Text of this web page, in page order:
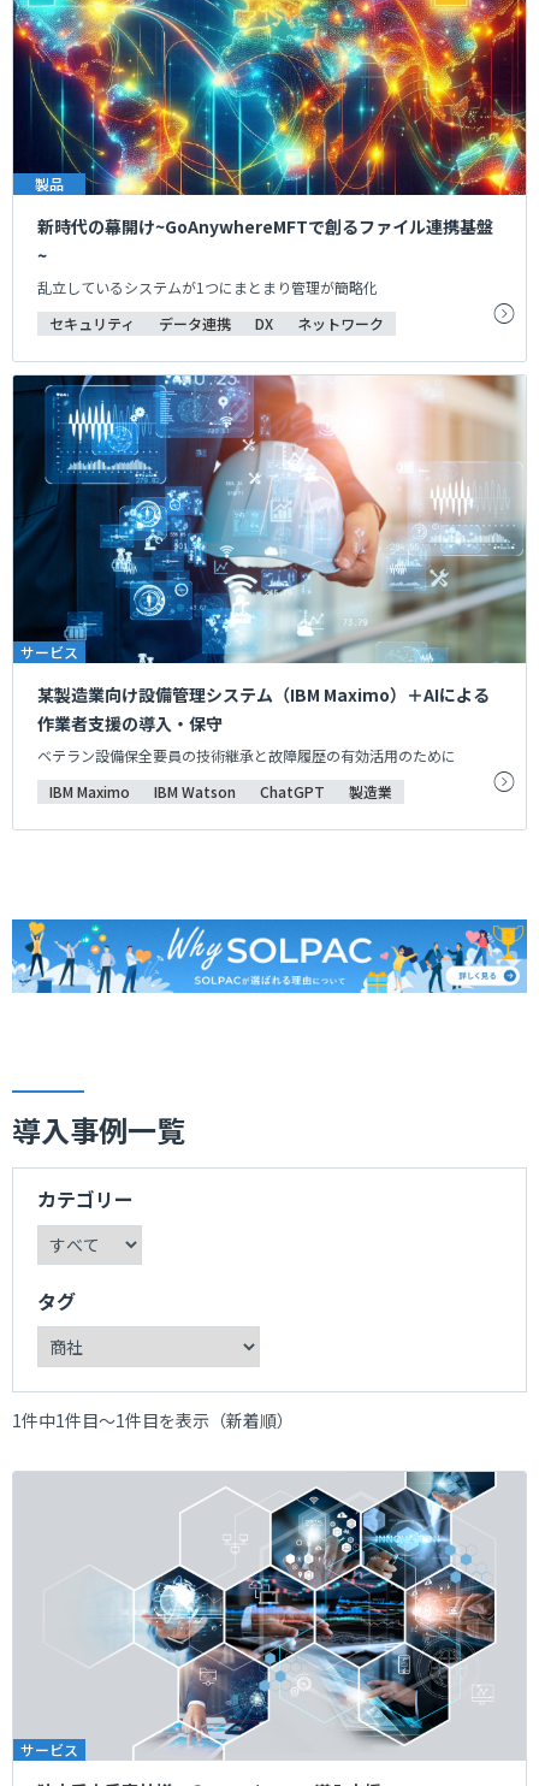
製品
新時代の幕開け~GoAnywhereMFTで創るファイル連携基盤
~
乱立しているシステムが1つにまとまり管理が簡略化
セキュリティ
データ連携 DX ネットワーク
サービス
某製造業向け設備管理システム（IBM Maximo）＋AIによる
作業者支援の導入・保守
ベテラン設備保全要員の技術継承と故障履歴の有効活用のために
IBM Maximo
IBM Watson ChatGPT 製造業
導入事例一覧
カテゴリー
タグ
1件中1件目～1件目を表示（新着順）
サービス